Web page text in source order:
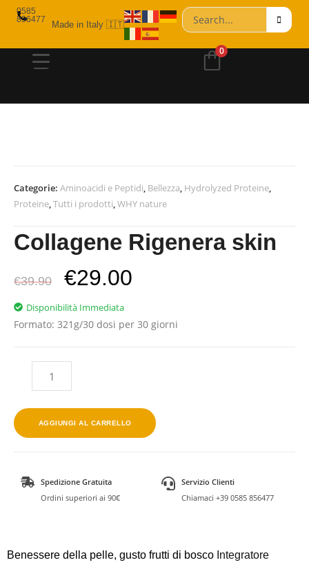
0585
856477
Made in Italy 🇮🇹
0
Categorie: Aminoacidi e Peptidi, Bellezza, Hydrolyzed Proteine,
Proteine,Tutti i prodotti,WHY nature
Collagene Rigenera skin
€39.90 €29.00
Disponibilità Immediata
Formato: 321g/30 dosi per 30 giorni
AGGIUNGI AL CARRELLO
Spedizione Gratuita
Ordini superiori ai 90€
Servizio Clienti
Chiamaci +39 0585 856477
Benessere della pelle, gusto frutti di bosco Integratore